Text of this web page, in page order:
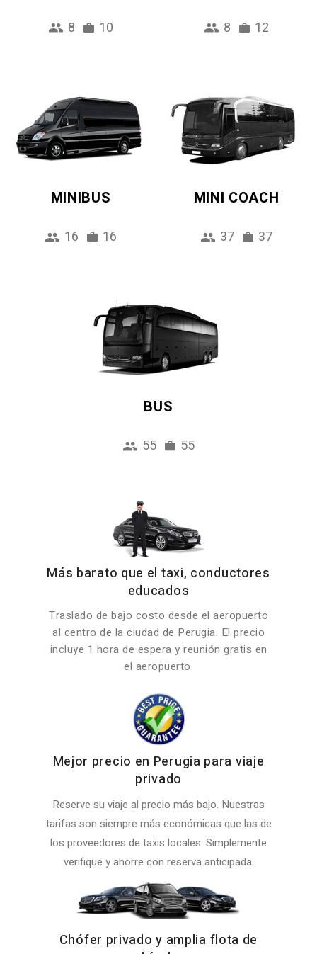
8 10 8 12
MINIBUS
16 16
MINI COACH
37 37
BUS
55 55
Más barato que el taxi, conductores
educados
Traslado de bajo costo desde el aeropuerto
al centro de la ciudad de Perugia. El precio
incluye 1 hora de espera y reunión gratis en
el aeropuerto.
Mejor precio en Perugia para viaje
privado
Reserve su viaje al precio más bajo. Nuestras
tarifas son siempre más económicas que las de
los proveedores de taxis locales. Simplemente
verifique y ahorre con reserva anticipada.
Chófer privado y amplia flota de